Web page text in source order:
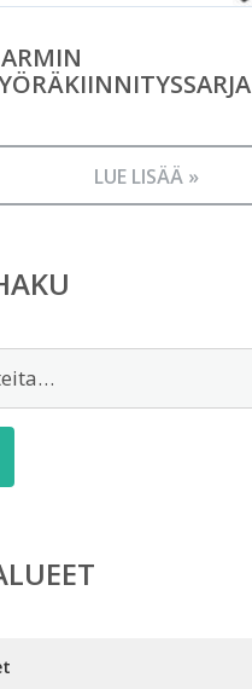
LUE LISÄÄ »